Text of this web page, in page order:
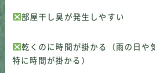
部屋干し臭が発生しやすい
乾くのに時間が掛かる（雨の日や
特に時間が掛かる）